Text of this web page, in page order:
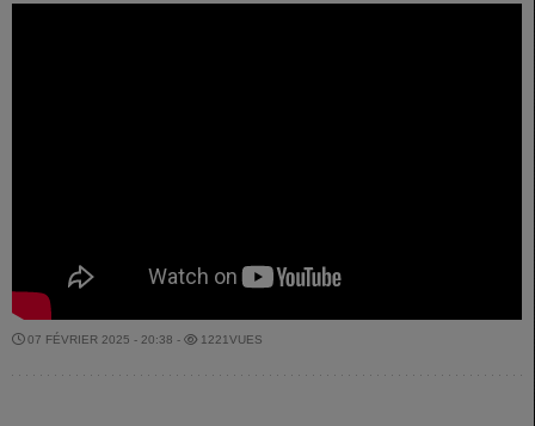
07 FÉVRIER 2025 - 20:38 - 1221VUES